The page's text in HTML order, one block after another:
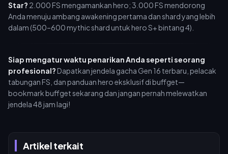
Artikel terkait
Star? 2.000 FS mengamankan hero; 3.000 FS mendorong
Anda menuju ambang awakening pertama dan shard yang lebih
dalam (500–600 mythic shard untuk hero S+ bintang 4).
Siap mengatur waktu penarikan Anda seperti seorang
profesional?Dapatkan jendela gacha Gen 16 terbaru, pelacak
tabungan FS, dan panduan hero eksklusif di buffget—
bookmark buffget sekarang dan jangan pernah melewatkan
jendela 48 jam lagi!